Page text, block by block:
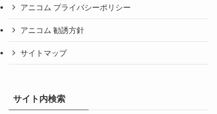
アニコム プライバシーポリシー
アニコム 勧誘方針
サイトマップ
サイト内検索